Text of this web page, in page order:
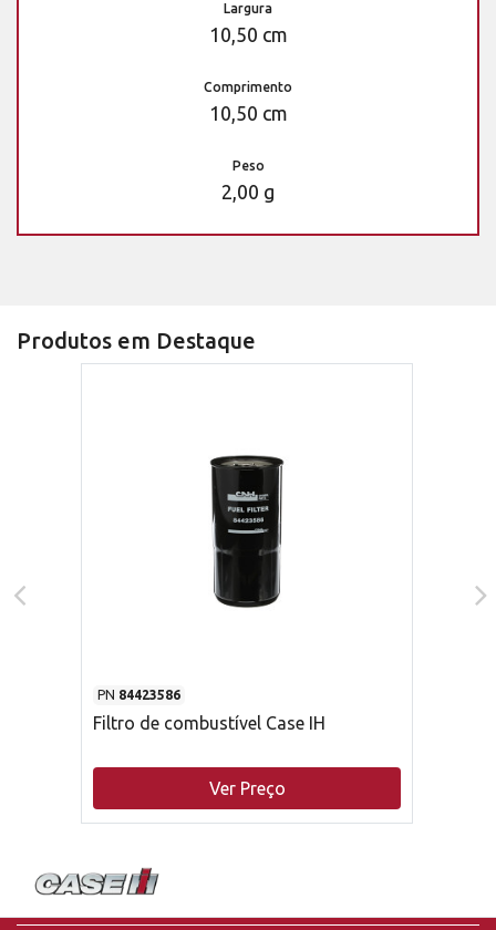
Largura
10,50 cm
Comprimento
10,50 cm
Peso
2,00 g
Produtos em Destaque
PN 84423586
Filtro de combustível Case IH
Ver Preço